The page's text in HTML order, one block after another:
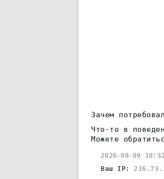
Зачем
Что-то в
Можете
2026-08-09
Ваш IP: